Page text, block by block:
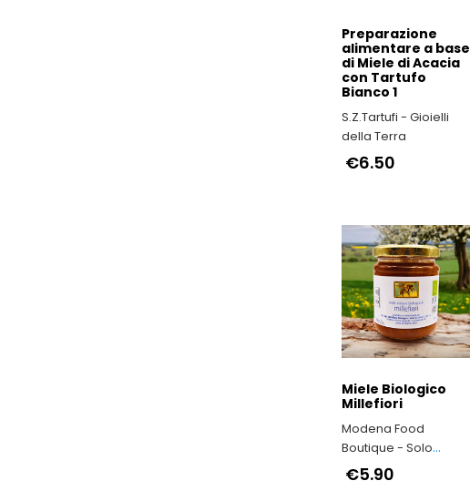
Preparazione
alimentare a base
di Miele di Acacia
con Tartufo
Bianco 1
S.Z.Tartufi - Gioielli
della Terra
€6.50
Miele Biologico
Millefiori
Modena Food
Boutique - Solo
Prodotti Tipici della
€5.90